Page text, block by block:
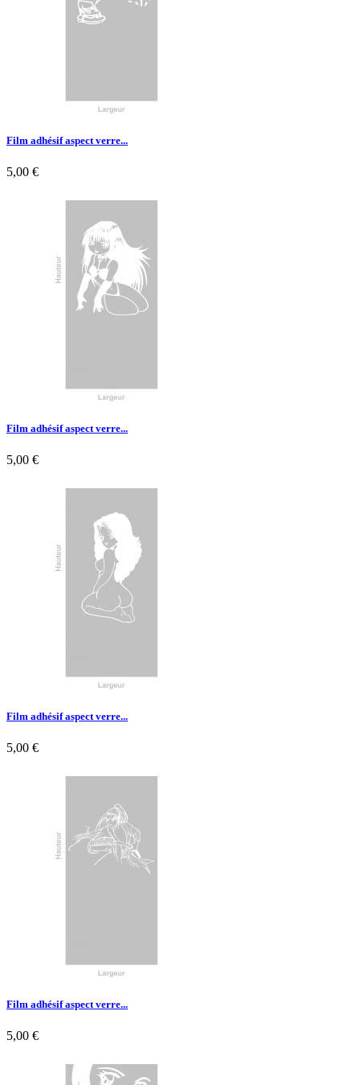
Film adhésif aspect verre...
5,00 €
Aperçu rapide
Film adhésif aspect verre...
5,00 €
Film adhésif aspect verre...
5,00 €
Film adhésif aspect verre...
5,00 €